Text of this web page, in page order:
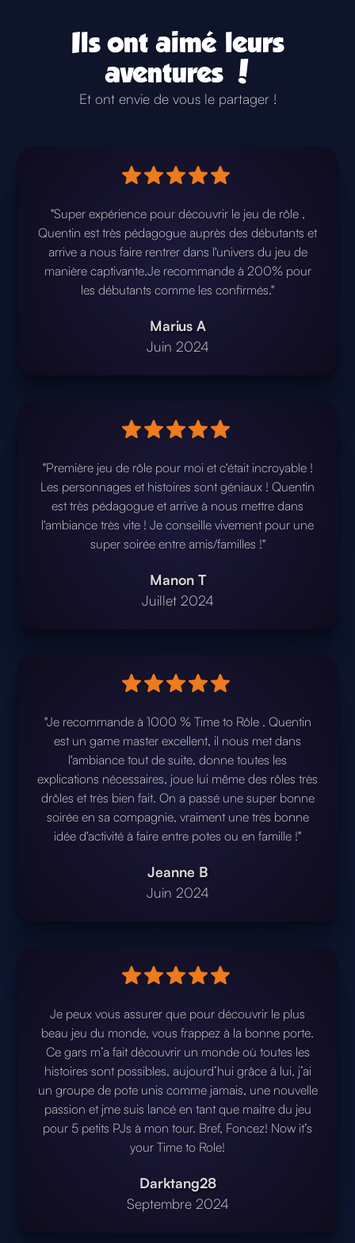
Ils ont aimé leurs
aventures !
Et ont envie de vous le partager !
"Super expérience pour découvrir le jeu de rôle ,
Quentin est très pédagogue auprès des débutants et
arrive a nous faire rentrer dans l'univers du jeu de
manière captivante.Je recommande à 200% pour
les débutants comme les confirmés."
Marius A
Juin 2024
"Première jeu de rôle pour moi et c'était incroyable !
Les personnages et histoires sont géniaux ! Quentin
est très pédagogue et arrive à nous mettre dans
l'ambiance très vite ! Je conseille vivement pour une
super soirée entre amis/familles !"
Manon T
Juillet 2024
"Je recommande à 1000 % Time to Rôle . Quentin
est un game master excellent, il nous met dans
l'ambiance tout de suite, donne toutes les
explications nécessaires, joue lui même des rôles très
drôles et très bien fait. On a passé une super bonne
soirée en sa compagnie, vraiment une très bonne
idée d'activité à faire entre potes ou en famille !"
Jeanne B
Juin 2024
Je peux vous assurer que pour découvrir le plus
beau jeu du monde, vous frappez à la bonne porte.
Ce gars m’a fait découvrir un monde où toutes les
histoires sont possibles, aujourd’hui grâce à lui, j’ai
un groupe de pote unis comme jamais, une nouvelle
passion et jme suis lancé en tant que maitre du jeu
pour 5 petits PJs à mon tour. Bref, Foncez! Now it’s
your Time to Role!
Darktang28
Septembre 2024